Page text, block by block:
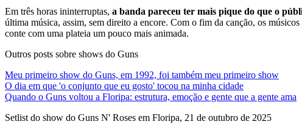
Em três horas ininterruptas, a banda pareceu ter mais pique do que o
última música, assim, sem direito a encore. Com o fim da canção, os
conte com uma plateia um pouco mais animada.
Outros posts sobre shows do Guns
Meu primeiro show do Guns, em 1992, foi também meu primeiro show
O dia em que 'o conjunto que eu gosto' tocou na minha cidade
Quando o Guns voltou a Floripa: estrutura, emoção e gente que a gente ama
Setlist do show do Guns N' Roses em Floripa, 21 de outubro de 2025